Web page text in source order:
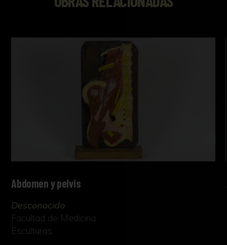
Abdomen y pelvis
Desconocido
Facultad de Medicina
Esculturas